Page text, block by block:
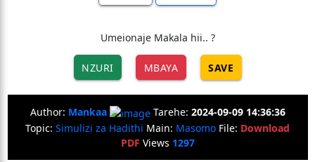
Umeionaje Makala hii.. ?
NZURI MBAYA SAVE
Author: Mankaa Tarehe: 2024-09-09 14:36:36
Topic: Simulizi za Hadithi Main: Masomo File: Download
PDF Views 1297